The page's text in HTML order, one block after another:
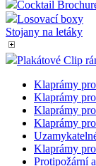
Cocktail
Losovací boxy
Stojany na letáky
Plakátové Clip
Klaprámy
Klaprámy
Klaprámy
Klaprámy
Klaprámy
Protipožární